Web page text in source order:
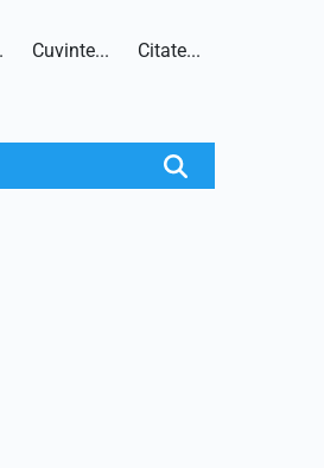
Cuvinte... Citate...